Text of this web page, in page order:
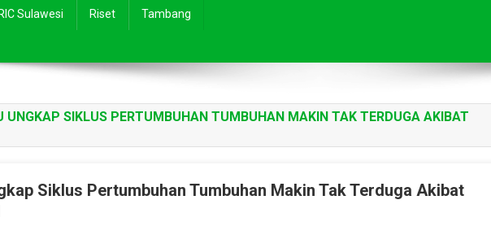
RIC Sulawesi Riset Tambang
UNGKAP SIKLUS PERTUMBUHAN TUMBUHAN MAKIN TAK TERDUGA AKIBAT
Siklus Pertumbuhan Tumbuhan Makin Tak Terduga Akibat